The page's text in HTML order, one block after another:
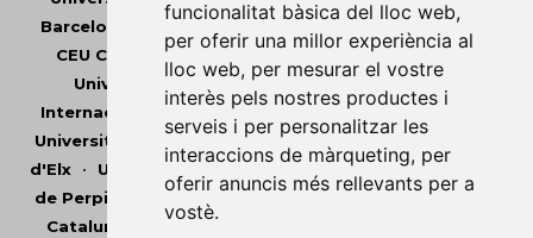
funcionalitat bàsica del lloc web,
per oferir una millor experiència al
lloc web, per mesurar el vostre
interès pels nostres productes i
serveis i per personalitzar les
interaccions de màrqueting, per
oferir anuncis més rellevants per a
vostè.
Barcelona
Universitat de Barcelona • Universitat
CEU Cardenal Herrera
Universitat de Girona
•
Universitat de les Illes Balears
•
Universitat
Internacional de Catalunya
• Universitat Jaume I
Universitat de Lleida
•
Universitat Miguel Hernández
d'Elx• Universitat Oberta de Catalunya •Universitat
de Perpinyà Via Domitia
•
Universitat Politècnica de
Catalunya
Universitat Politècnica de València